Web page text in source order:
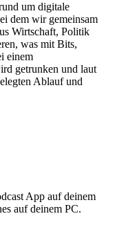
um digitale
dem wir gemeinsam
Wirtschaft, Politik
was mit Bits,
einem
getrunken und laut
Ablauf und
App auf deinem
auf deinem PC.